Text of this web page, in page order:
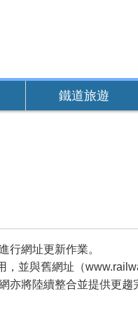
鐵道旅遊
行網址更新作業。
並與舊網址（
亦將陸續整合並提供更